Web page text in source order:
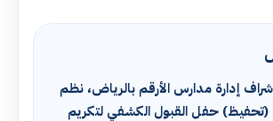
إدارة مدارس الأرقم بالرياض، نظم
(تحفيظ) حفل القبول الكشفي لتكريم